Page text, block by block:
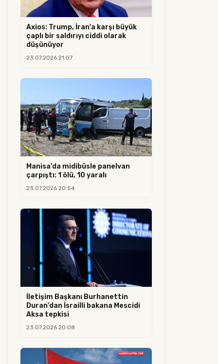
Axios: Trump, İran'a karşı büyük
çaplı bir saldırıyı ciddi olarak
düşünüyor
23.07.2026 21:07
Manisa'da midibüsle panelvan
çarpıştı: 1 ölü, 10 yaralı
23.07.2026 20:54
İletişim Başkanı Burhanettin
Duran'dan İsrailli bakana Mescidi
Aksa tepkisi
23.07.2026 20:08